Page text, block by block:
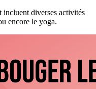
incluent diverses activités
encore le yoga.